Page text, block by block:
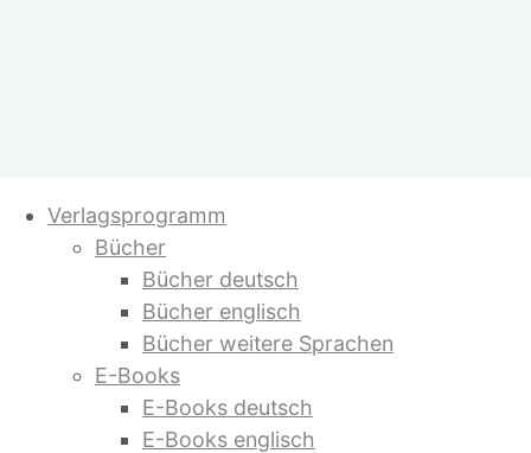
Inhalt
springen
Verlagsprogramm
Bücher
Bücher deutsch
Bücher englisch
Bücher weitere Sprachen
E-Books
E-Books deutsch
E-Books englisch